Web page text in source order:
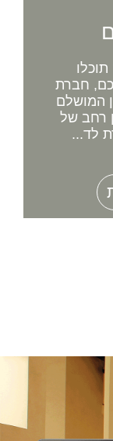
חברת
המושלם
רחב של
לד...